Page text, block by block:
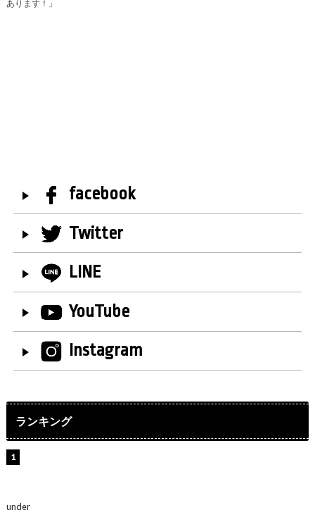
あります！」
facebook
Twitter
LINE
YouTube
Instagram
ランキング
under